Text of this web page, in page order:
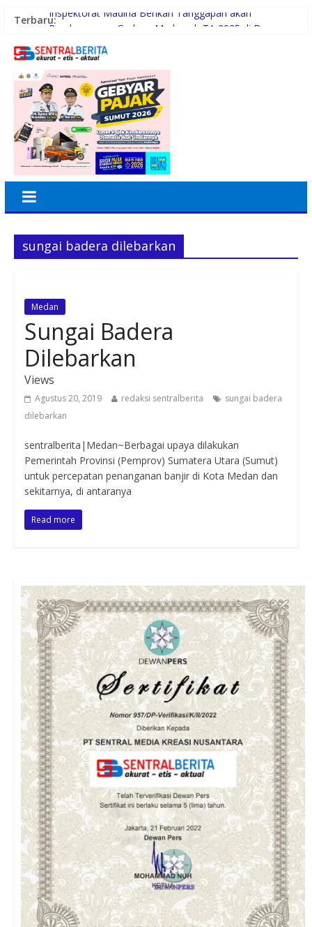
Terbaru:Inspektorat Madina Berikan Tanggapan akan
Tabuyung
Lomba Foto LRT Hadirkan Hadiah Menarik, Ini
Syaratnya
Warga dan Sekolah Sambut Gembira Rencana
Gubernur Bobby Bangun SD Negeri Lasara di Nias
Utara
Sinergi Pemkab Madina dan DPR RI, 154 Anak di Siabu
dan sekitarnya, Terima Beasiswa Program Indonesia
Pintar 2026
sungai badera dilebarkan
Medan
Sungai Badera
Dilebarkan
Views
Agustus 20, 2019 redaksi sentralberita
sungai badera
dilebarkan
sentralberita|Medan~Berbagai upaya dilakukan
Pemerintah Provinsi (Pemprov) Sumatera Utara (Sumut)
untuk percepatan penanganan banjir di Kota Medan dan
sekitarnya, di antaranya
Read more